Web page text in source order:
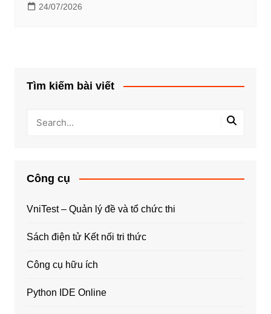
24/07/2026
Tìm kiếm bài viết
Công cụ
VniTest – Quản lý đề và tổ chức thi
Sách điện tử Kết nối tri thức
Công cụ hữu ích
Python IDE Online